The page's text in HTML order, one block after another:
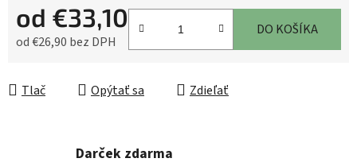
od €33,10
od€26,90 bez DPH
DO KOŠÍKA
Tlač Opýtať sa Zdieľať
Darček zdarma